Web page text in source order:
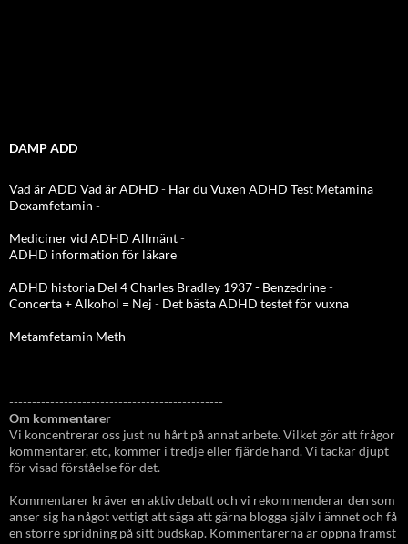
DAMP ADD
Vad är ADD Vad är ADHD - Har du Vuxen ADHD Test Metamina
Dexamfetamin -
Mediciner vid ADHD Allmänt-
ADHD information för läkare
ADHD historia Del 4 Charles Bradley 1937 - Benzedrine-
Concerta + Alkohol = Nej - Det bästa ADHD testet för vuxna
Metamfetamin Meth
-----------------------------------------------
Om kommentarer
Vi koncentrerar oss just nu hårt på annat arbete. Vilket gör att frågor
kommentarer, etc, kommer i tredje eller fjärde hand. Vi tackar djupt
för visad förståelse för det.
Kommentarer kräver en aktiv debatt och vi rekommenderar den som
anser sig ha något vettigt att säga att gärna blogga själv i ämnet och få
en större spridning på sitt budskap. Kommentarerna är öppna främst